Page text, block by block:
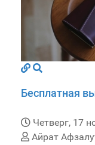
Бесплатная
Четверг, 17
Айрат